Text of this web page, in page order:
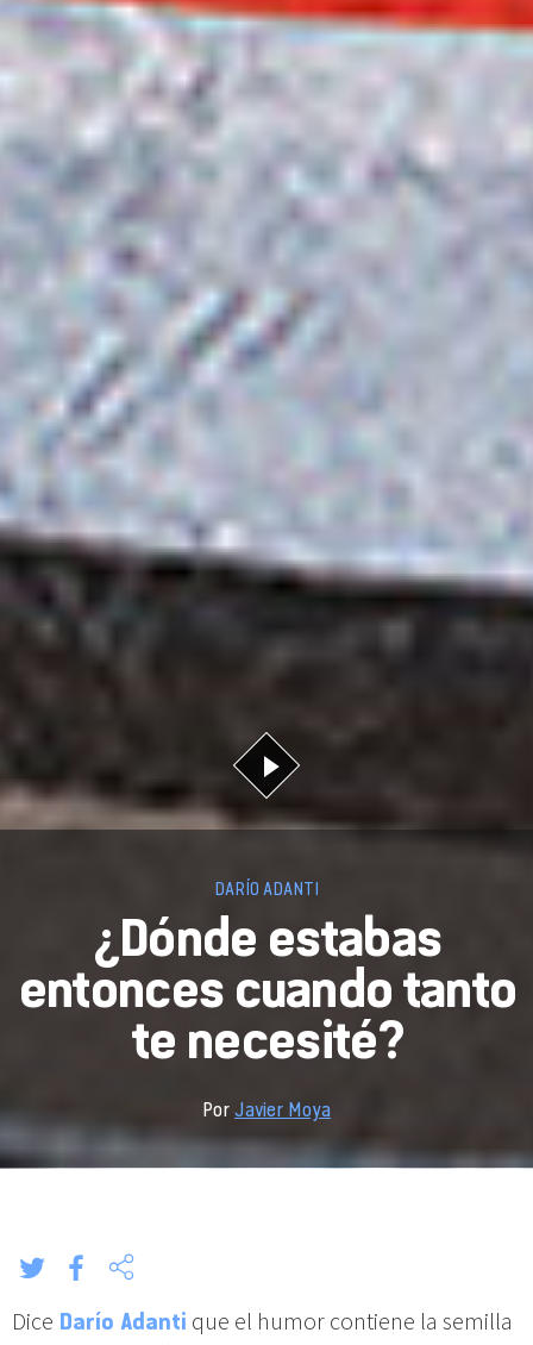
DARÍO ADANTI
¿Dónde estabas
entonces cuando tanto
te necesité?
PorJavier Moya
Dice Darío Adanti que el humor contiene la semilla